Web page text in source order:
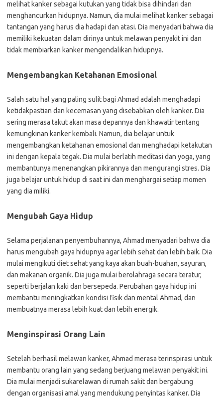
melihat kanker sebagai kutukan yang tidak bisa dihindari dan
menghancurkan hidupnya. Namun, dia mulai melihat kanker sebagai
tantangan yang harus dia hadapi dan atasi. Dia menyadari bahwa dia
memiliki kekuatan dalam dirinya untuk melawan penyakit ini dan
tidak membiarkan kanker mengendalikan hidupnya.
Mengembangkan Ketahanan Emosional
Salah satu hal yang paling sulit bagi Ahmad adalah menghadapi
ketidakpastian dan kecemasan yang disebabkan oleh kanker. Dia
sering merasa takut akan masa depannya dan khawatir tentang
kemungkinan kanker kembali. Namun, dia belajar untuk
mengembangkan ketahanan emosional dan menghadapi ketakutan
ini dengan kepala tegak. Dia mulai berlatih meditasi dan yoga, yang
membantunya menenangkan pikirannya dan mengurangi stres. Dia
juga belajar untuk hidup di saat ini dan menghargai setiap momen
yang dia miliki.
Mengubah Gaya Hidup
Selama perjalanan penyembuhannya, Ahmad menyadari bahwa dia
harus mengubah gaya hidupnya agar lebih sehat dan lebih baik. Dia
mulai mengikuti diet sehat yang kaya akan buah-buahan, sayuran,
dan makanan organik. Dia juga mulai berolahraga secara teratur,
seperti berjalan kaki dan bersepeda. Perubahan gaya hidup ini
membantu meningkatkan kondisi fisik dan mental Ahmad, dan
membuatnya merasa lebih kuat dan lebih energik.
Menginspirasi Orang Lain
Setelah berhasil melawan kanker, Ahmad merasa terinspirasi untuk
membantu orang lain yang sedang berjuang melawan penyakit ini.
Dia mulai menjadi sukarelawan di rumah sakit dan bergabung
dengan organisasi amal yang mendukung penyintas kanker. Dia